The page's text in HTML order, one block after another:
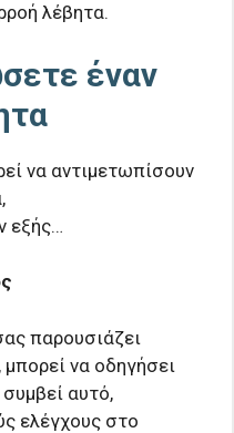
λέβητα.
έναν
να αντιμετωπίσουν
εξής…
παρουσιάζει
να οδηγήσει
αυτό,
ελέγχους στο